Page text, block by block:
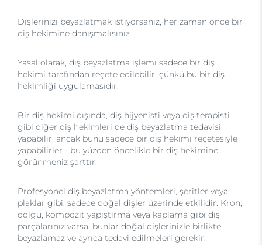
Dişlerinizi beyazlatmak istiyorsanız, her zaman önce bir
diş hekimine danışmalısınız.
Yasal olarak, diş beyazlatma işlemi sadece bir diş
hekimi tarafından reçete edilebilir, çünkü bu bir diş
hekimliği uygulamasıdır.
Bir diş hekimi dışında, diş hijyenisti veya diş terapisti
gibi diğer diş hekimleri de diş beyazlatma tedavisi
yapabilir, ancak bunu sadece bir diş hekimi reçetesiyle
yapabilirler - bu yüzden öncelikle bir diş hekimine
görünmeniz şarttır.
Profesyonel diş beyazlatma yöntemleri, şeritler veya
plaklar gibi, sadece doğal dişler üzerinde etkilidir. Kron,
dolgu, kompozit yapıştırma veya kaplama gibi diş
parçalarınız varsa, bunlar doğal dişlerinizle birlikte
beyazlamaz ve ayrıca tedavi edilmeleri gerekir.